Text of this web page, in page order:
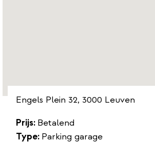
Engels Plein 32, 3000 Leuven
Prijs: Betalend
Type: Parking garage